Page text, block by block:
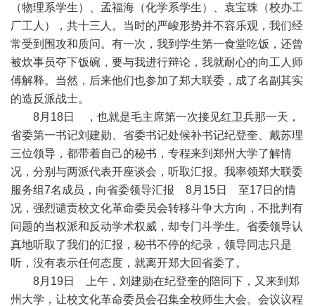
（物理系学生）、孟福海（化学系学生）、袁宝珠（校办工
厂工人），共十三人。当时的严峻形势并不容乐观，我们经
常受到围攻和质问。有一次，我到学生第一食堂吃饭，还曾
被炊事员夺下饭碗，要与我进行辩论，我就耐心的向工人师
傅解释。当然，后来他们也参加了郑大联委，成了名副其实
的造反派战士。
8月18日 ，也就是毛主席第一次接见红卫兵那一天，
省委第一书记刘建勋、省委书记处候补书记纪登奎、戴苏理
三位领导，都带着自己的秘书，专程来到郑州大学了解情
况，分别与两派代表开座谈会，听取汇报。我率领郑大联委
服务组7名成员，向省委领导汇报 8月15日 至17日的情
况，强烈谴责校文化革命委员会转移斗争大方向，不批判有
问题的当权派和反动学术权威，却专门斗学生。省委领导认
真地听取了我们的汇报，秘书不停的纪录，领导同志只是
听，没有表示任何态度，就离开郑大回省委了。
8月19日 上午，刘建勋在纪登奎的陪同下，又来到郑
州大学，让校文化革命委员会召集全校师生大会。会议议程